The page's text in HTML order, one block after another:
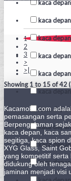
kaca
kaca
kaca
kaca
kaca
kaca
kaca
kaca
kaca
1
2
3
>
>|
Showing 1 to 15 of 42
Kacamobil.com
pemasangan serta
Berpengalaman
kaca depan, kaca
segitiga, kaca spion
XYG Glass, Saint
yang kompetitif
didukung oleh
jaminan menjadi visi